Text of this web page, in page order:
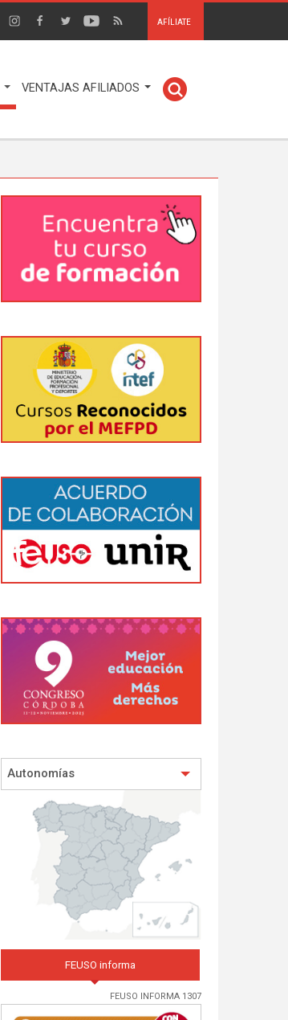
AFÍLIATE
VENTAJAS AFILIADOS
Autonomías
FEUSO informa
FEUSO INFORMA 1307